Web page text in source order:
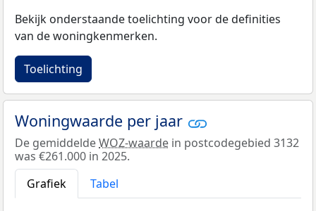
Bekijk onderstaande toelichting voor de definities
van de woningkenmerken.
Toelichting
Woningwaarde per jaar
De gemiddeldeWOZ-waarde in postcodegebied 3132
was €261.000 in 2025.
Grafiek
Tabel